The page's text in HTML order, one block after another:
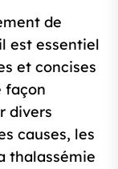
de
est essentiel
et concises
façon
divers
causes, les
thalassémie